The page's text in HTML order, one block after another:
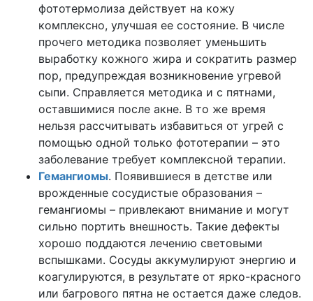
фототермолиза действует на кожу
комплексно, улучшая ее состояние. В числе
прочего методика позволяет уменьшить
выработку кожного жира и сократить размер
пор, предупреждая возникновение угревой
сыпи. Справляется методика и с пятнами,
оставшимися после акне. В то же время
нельзя рассчитывать избавиться от угрей с
помощью одной только фототерапии – это
заболевание требует комплексной терапии.
Гемангиомы. Появившиеся в детстве или
врожденные сосудистые образования –
гемангиомы – привлекают внимание и могут
сильно портить внешность. Такие дефекты
хорошо поддаются лечению световыми
вспышками. Сосуды аккумулируют энергию и
коагулируются, в результате от ярко-красного
или багрового пятна не остается даже следов.